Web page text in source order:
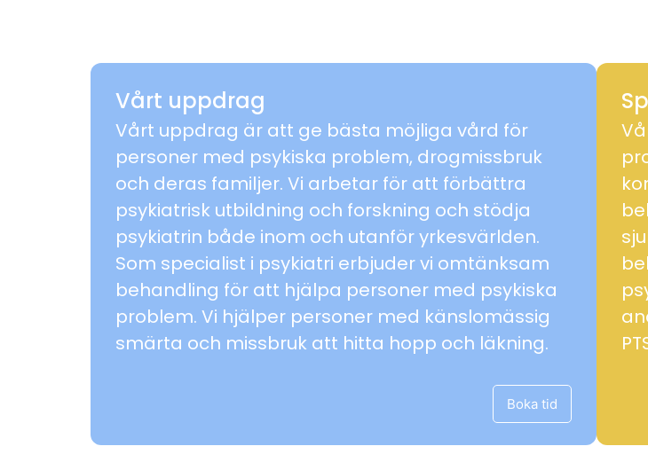
Vårt uppdrag
Vårt uppdrag är att ge bästa möjliga vård för
personer med psykiska problem, drogmissbruk
och deras familjer. Vi arbetar för att förbättra
psykiatrisk utbildning och forskning och stödja
psykiatrin både inom och utanför yrkesvärlden.
Som specialist i psykiatri erbjuder vi omtänksam
behandling för att hjälpa personer med psykiska
problem. Vi hjälper personer med känslomässig
smärta och missbruk att hitta hopp och läkning.
Boka tid